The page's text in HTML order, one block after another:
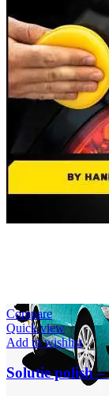
Despre Noi
Compare
Quick view
Add to wishlist
Solutie polish